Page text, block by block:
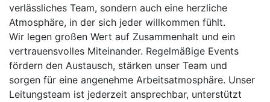
verlässliches Team, sondern auch eine herzliche
Atmosphäre, in der sich jeder willkommen fühlt.
Wir legen großen Wert auf Zusammenhalt und ein
vertrauensvolles Miteinander. Regelmäßige Events
fördern den Austausch, stärken unser Team und
sorgen für eine angenehme Arbeitsatmosphäre. Unser
Leitungsteam ist jederzeit ansprechbar, unterstützt